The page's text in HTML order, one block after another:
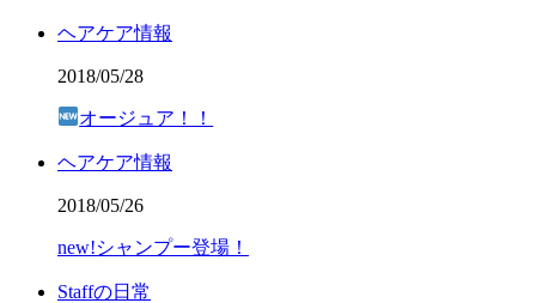
ヘアケア情報
2018/05/28
オージュア！！
ヘアケア情報
2018/05/26
new!シャンプー登場！
Staffの日常